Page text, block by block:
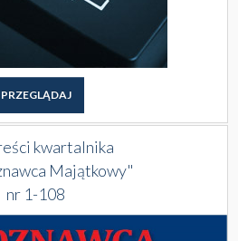
PRZEGLĄDAJ
kwartalnika
Majątkowy"
nr 1-108